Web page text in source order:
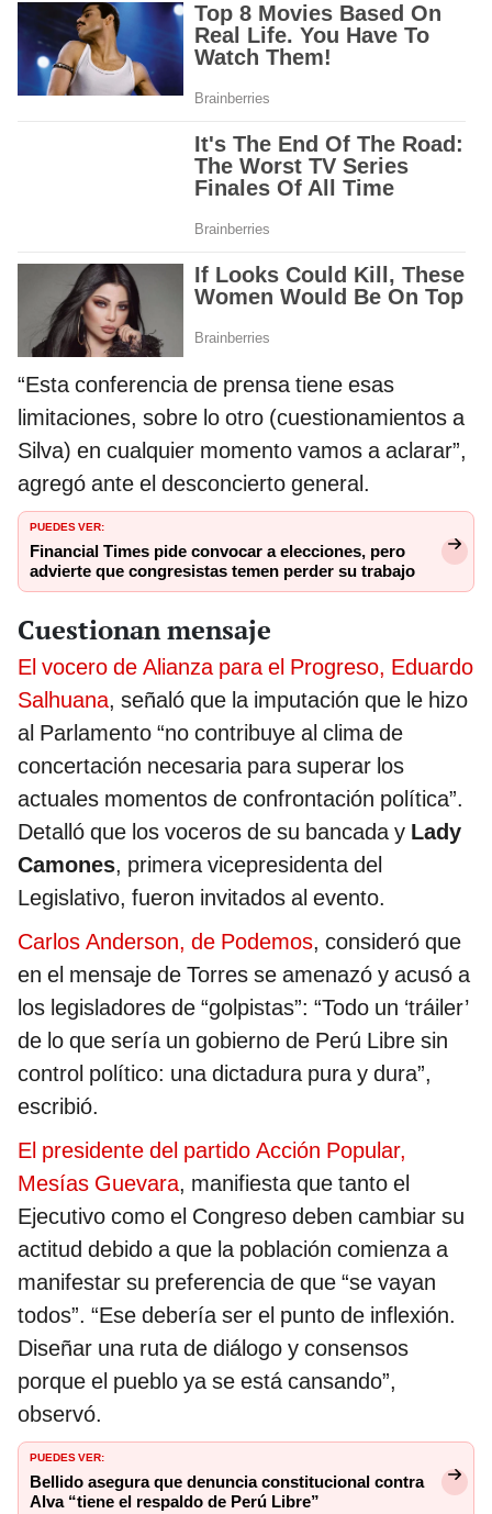
“Esta conferencia de prensa tiene esas
limitaciones, sobre lo otro (cuestionamientos a
Silva) en cualquier momento vamos a aclarar”,
agregó ante el desconcierto general.
PUEDES VER:
Financial Times pide convocar a elecciones, pero
advierte que congresistas temen perder su trabajo
Cuestionan mensaje
El vocero de Alianza para el Progreso, Eduardo
Salhuana, señaló que la imputación que le hizo
al Parlamento “no contribuye al clima de
concertación necesaria para superar los
actuales momentos de confrontación política”.
Detalló que los voceros de su bancada y Lady
Camones, primera vicepresidenta del
Legislativo, fueron invitados al evento.
Carlos Anderson, de Podemos, consideró que
en el mensaje de Torres se amenazó y acusó a
los legisladores de “golpistas”: “Todo un ‘tráiler’
de lo que sería un gobierno de Perú Libre sin
control político: una dictadura pura y dura”,
escribió.
El presidente del partido Acción Popular,
Mesías Guevara, manifiesta que tanto el
Ejecutivo como el Congreso deben cambiar su
actitud debido a que la población comienza a
manifestar su preferencia de que “se vayan
todos”. “Ese debería ser el punto de inflexión.
Diseñar una ruta de diálogo y consensos
porque el pueblo ya se está cansando”,
observó.
PUEDES VER:
Bellido asegura que denuncia constitucional contra
Alva “tiene el respaldo de Perú Libre”